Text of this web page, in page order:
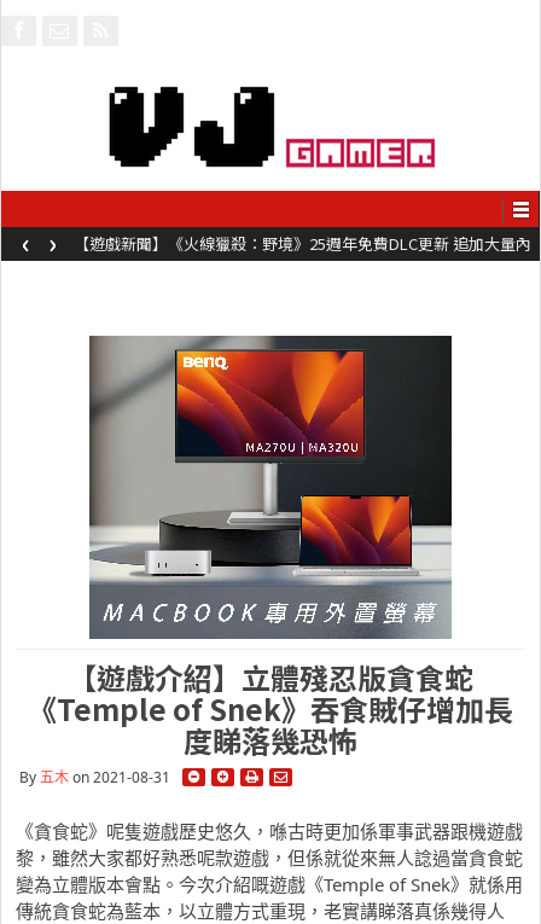
【遊戲新聞】《火線獵殺：野境》25週年免費DLC更新 追加大量內
容同時系舊作限時超平價折扣
‹ ›
【遊戲介紹】立體殘忍版貪食蛇
《Temple of Snek》吞食賊仔增加長
度睇落幾恐怖
By五木on 2021-08-31
《貪食蛇》呢隻遊戲歷史悠久，喺古時更加係軍事武器跟機遊戲
黎，雖然大家都好熟悉呢款遊戲，但係就從來無人諗過當貪食蛇
變為立體版本會點。今次介紹嘅遊戲《Temple of Snek》就係用
傳統貪食蛇為藍本，以立體方式重現，老實講睇落真係幾得人